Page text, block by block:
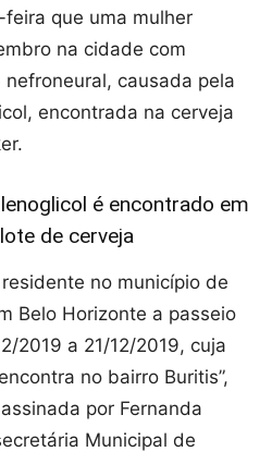
que uma mulher
na cidade com
causada pela
encontrada na cerveja
é encontrado em
de cerveja
no município de
Belo Horizonte a passeio
2019 a 21/12/2019, cuja
no bairro Buritis”,
por Fernanda
Municipal de